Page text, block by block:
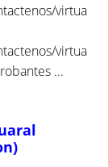
virtua
virtua
...